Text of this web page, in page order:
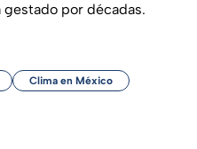
por décadas.
Clima en México